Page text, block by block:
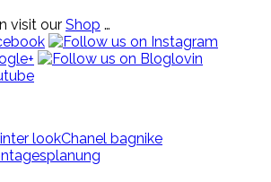
visit our Shop …
lookChanel bagnike
tagesplanung